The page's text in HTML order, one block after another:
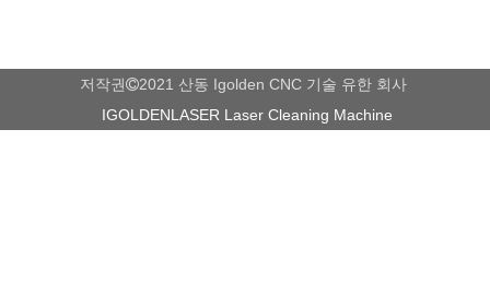
저작권2021 산동 Igolden CNC 기술 유한 회사
IGOLDENLASER Laser Cleaning Machine